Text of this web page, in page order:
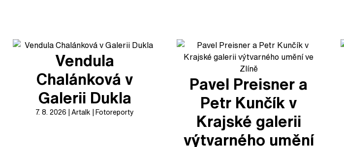
Vendula
Chalánková v
Galerii Dukla
7. 8. 2026 Artalk Fotoreporty
Pavel Preisner a
Petr Kunčík v
Krajské galerii
výtvarného umění